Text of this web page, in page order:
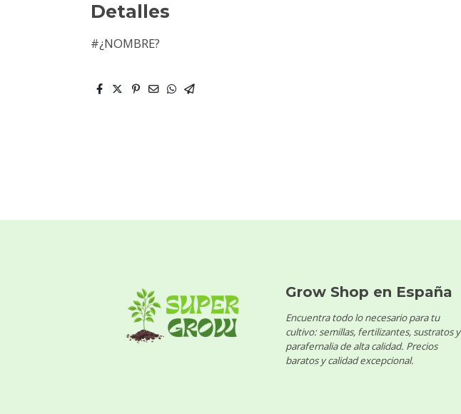
Detalles
#¿NOMBRE?
Grow Shop en España
Encuentra todo lo necesario para tu
cultivo: semillas, fertilizantes, sustratos y
parafernalia de alta calidad. Precios
baratos y calidad excepcional.